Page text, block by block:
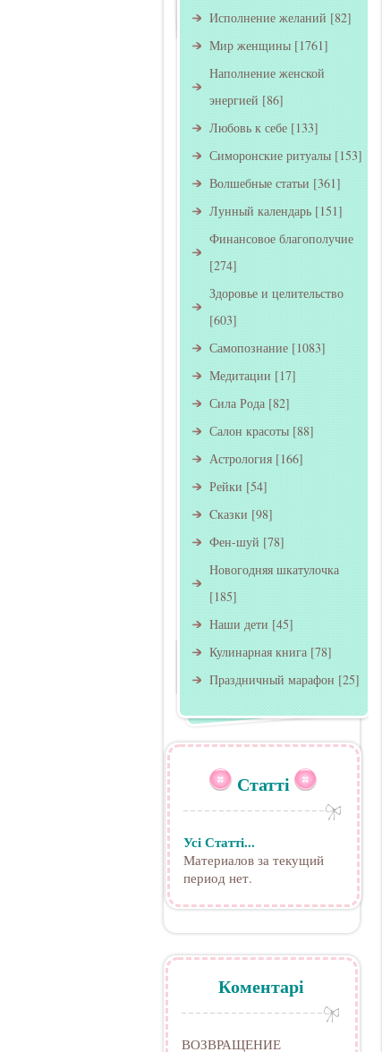
Исполнение желаний [82]
Мир женщины [1761]
Наполнение женской
энергией [86]
Любовь к себе [133]
Симоронские ритуалы [153]
Волшебные статьи [361]
Лунный календарь [151]
Финансовое благополучие
[274]
Здоровье и целительство
[603]
Самопознание [1083]
Медитации [17]
Сила Рода [82]
Салон красоты [88]
Астрология [166]
Рейки [54]
Cказки [98]
Фен-шуй [78]
Новогодняя шкатулочка
[185]
Наши дети [45]
Кулинарная книга [78]
Праздничный марафон [25]
Статті
Усі Статті...
Материалов за текущий
период нет.
Коментарі
ВОЗВРАЩЕНИЕ